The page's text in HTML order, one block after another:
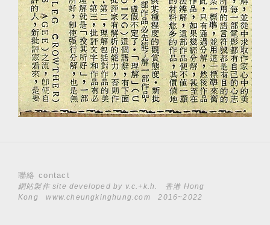
聯絡 contact
網站製作 site developed by v.c.+k.h.
香港 Hong
Kongwww.cheungkinghung.com 2016~2022